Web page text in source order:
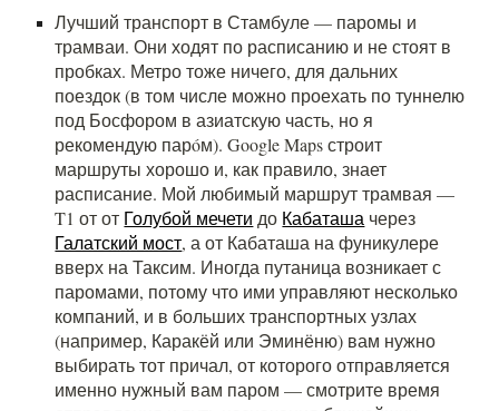
Лучший транспорт в Стамбуле — паромы и
трамваи. Они ходят по расписанию и не стоят в
пробках. Метро тоже ничего, для дальних
поездок (в том числе можно проехать по туннелю
под Босфором в азиатскую часть, но я
рекомендую парóм). Google Maps строит
маршруты хорошо и, как правило, знает
расписание. Мой любимый маршрут трамвая —
T1 от от Голубой мечети до Кабаташа через
Галатский мост, а от Кабаташа на фуникулере
вверх на Таксим. Иногда путаница возникает с
паромами, потому что ими управляют несколько
компаний, и в больших транспортных узлах
(например, Каракёй или Эминёню) вам нужно
выбирать тот причал, от которого отправляется
именно нужный вам паром — смотрите время